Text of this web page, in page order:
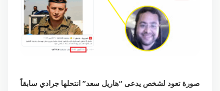
صورة تعود لشخص يدعى “هاريل سعد” انتحلها جرادي سابقاً